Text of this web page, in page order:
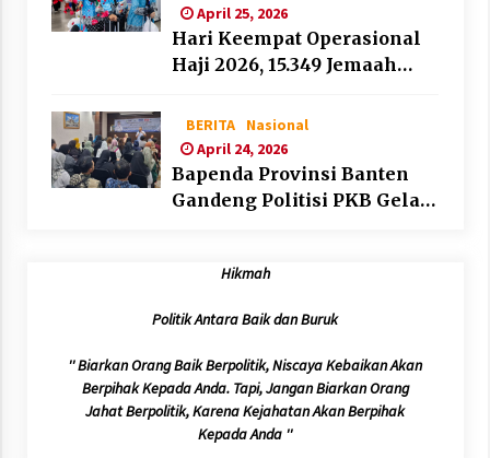
April 25, 2026
Hari Keempat Operasional
Haji 2026, 15.349 Jemaah
BERITA
Nasional
April 24, 2026
Bapenda Provinsi Banten
Gandeng Politisi PKB Gelar
Tangerang
Hikmah
Politik Antara Baik dan Buruk
'' Biarkan Orang Baik Berpolitik, Niscaya Kebaikan Akan
Berpihak Kepada Anda. Tapi, Jangan Biarkan Orang
Jahat Berpolitik, Karena Kejahatan Akan Berpihak
Kepada Anda ''